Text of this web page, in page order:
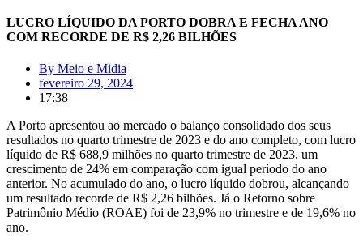
LUCRO LÍQUIDO DA PORTO DOBRA E FECHA ANO
COM RECORDE DE R$ 2,26 BILHÕES
By Meio e Midia
fevereiro 29, 2024
17:38
A Porto apresentou ao mercado o balanço consolidado dos seus
resultados no quarto trimestre de 2023 e do ano completo, com lucro
líquido de R$ 688,9 milhões no quarto trimestre de 2023, um
crescimento de 24% em comparação com igual período do ano
anterior. No acumulado do ano, o lucro líquido dobrou, alcançando
um resultado recorde de R$ 2,26 bilhões. Já o Retorno sobre
Patrimônio Médio (ROAE) foi de 23,9% no trimestre e de 19,6% no
ano.